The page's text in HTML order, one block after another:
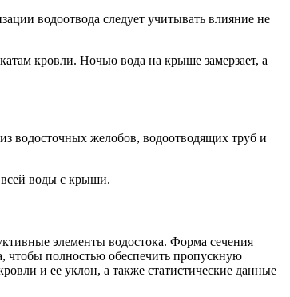
водоотвода следует учитывать влияние не
кровли. Ночью вода на крыше замерзает, а
водосточных желобов, водоотводящих труб и
всей воды с крыши.
элементы водостока. Форма сечения
чтобы полностью обеспечить пропускную
и ее уклон, а также статистические данные